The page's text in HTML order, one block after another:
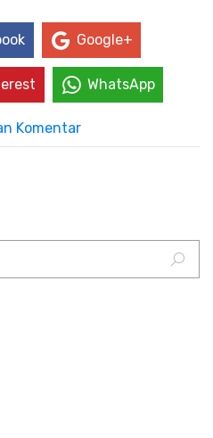
Google+
WhatsApp
Komentar